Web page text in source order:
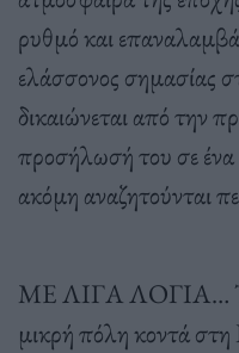
ρυθμό και
ελάσσονος σημασίας
δικαιώνεται από την
προσήλωσή του σε ένα
ακόμη αναζητούνται
ΜΕ ΛΙΓΑ ΛΟΓΙΑ…
μικρή πόλη κοντά στη